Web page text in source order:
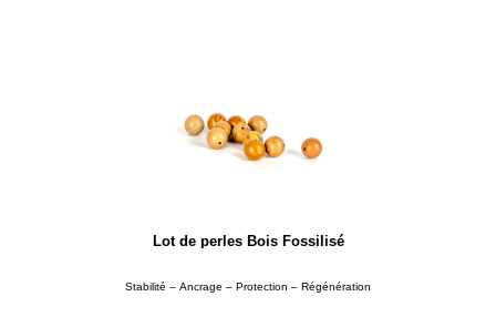
Lot de perles Bois Fossilisé
Stabilité – Ancrage – Protection – Régénération